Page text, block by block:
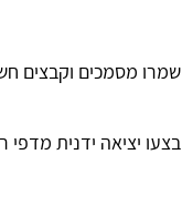
שמרו מסמכים וקבצים
בצעו יציאה ידנית